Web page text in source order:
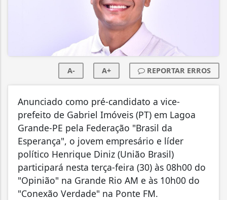
A- A+ REPORTAR ERROS
Anunciado como pré-candidato a vice-
prefeito de Gabriel Imóveis (PT) em Lagoa
Grande-PE pela Federação "Brasil da
Esperança", o jovem empresário e líder
político Henrique Diniz (União Brasil)
participará nesta terça-feira (30) às 08h00 do
"Opinião" na Grande Rio AM e às 10h00 do
"Conexão Verdade" na Ponte FM.